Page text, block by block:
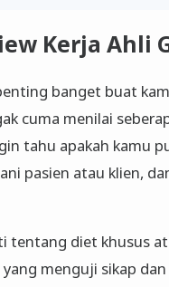
Kerja Ahli
banget buat
cuma menilai
tahu apakah kamu
pasien atau klien,
tentang diet khusus
menguji sikap